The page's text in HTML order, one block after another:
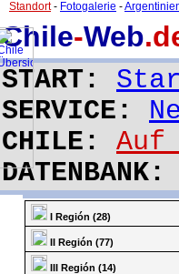
Chile-Web
START:
SERVICE:
CHILE: Auf
DATENBANK:
Standort- Fotogalerie -
I Región (28)
II Región (77)
III Región (14)